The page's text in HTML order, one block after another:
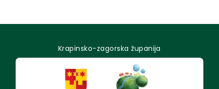
Krapinsko-zagorska županija